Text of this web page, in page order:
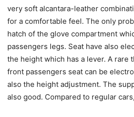
very soft alcantara-leather
for a comfortable feel. The only
hatch of the glove compartment
passengers legs. Seat have also
the height which has a lever. A rare
front passengers seat can be
also the height adjustment. The
also good. Compared to regular